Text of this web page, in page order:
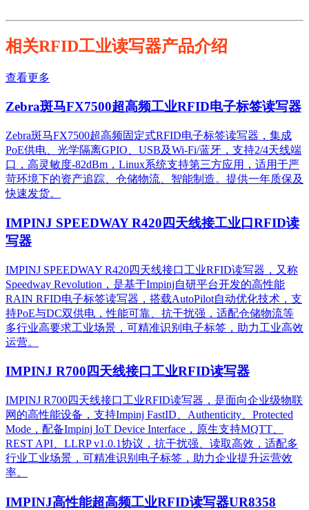
相关RFID工业读写器产品介绍
查看更多
Zebra斑马FX7500超高频工业RFID电子标签读写器
Zebra斑马FX7500超高频固定式RFID电子标签读写器，集成
PoE供电、光学隔离GPIO、USB及Wi-Fi/蓝牙，支持2/4天线端
口，高灵敏度-82dBm，Linux系统支持第三方应用，适用于严
苛环境下的资产追踪、仓储物流、智能制造。提供一年质保及
快速发货。
IMPINJ SPEEDWAY R420四天线接工业口RFID读
写器
IMPINJ SPEEDWAY R420四天线接口工业RFID读写器，又称
Speedway Revolution，是基于Impinj自研平台开发的高性能
RAIN RFID电子标签读写器，搭载AutoPilot自动优化技术，支
持PoE与DC双供电，性能可靠、抗干扰强，适配仓储物流等
多行业高要求工业场景，可精准识别电子标签，助力工业高效
运营。​
IMPINJ R700四天线接口工业RFID读写器
IMPINJ R700四天线接口工业RFID读写器，是面向企业级物联
网的高性能设备，支持Impinj FastID、Authenticity、Protected
Mode，配备Impinj IoT Device Interface，原生支持MQTT、
REST API、LLRP v1.0.1协议，抗干扰强、读取高效，适配多
行业工业场景，可精准识别电子标签，助力企业提升运营效
率。
IMPINJ高性能超高频工业RFID读写器UR8358